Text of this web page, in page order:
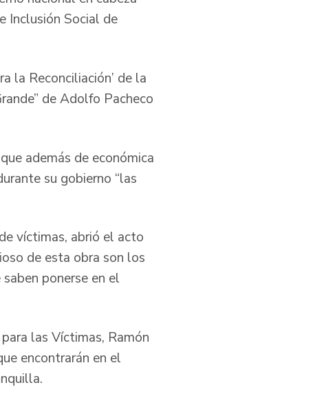
Inclusión Social de
la Reconciliación’ de la
de Adolfo Pacheco
además de económica
su gobierno “las
víctimas, abrió el acto
de esta obra son los
ponerse en el
las Víctimas, Ramón
encontrarán en el